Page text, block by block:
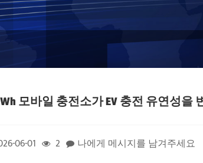
모바일 충전소가 EV 충전 유연성을
06-01 2
나에게 메시지를 남겨주세요